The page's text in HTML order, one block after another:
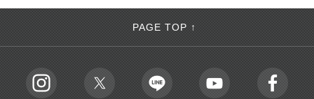
PAGE TOP ↑